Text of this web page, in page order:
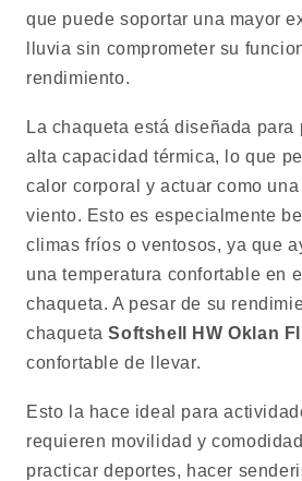
que puede soportar una mayor
lluvia sin comprometer su
rendimiento.
La chaqueta está diseñada para
alta capacidad térmica, lo que
calor corporal y actuar como una
viento. Esto es especialmente
climas fríos o ventosos, ya que
una temperatura confortable en
chaqueta. A pesar de su
chaquetaSoftshell HW Oklan
confortable de llevar.
Esto la hace ideal para
requieren movilidad y
practicar deportes, hacer